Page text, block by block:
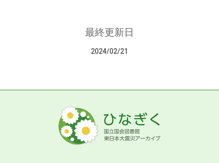
最終更新日
2024/02/21